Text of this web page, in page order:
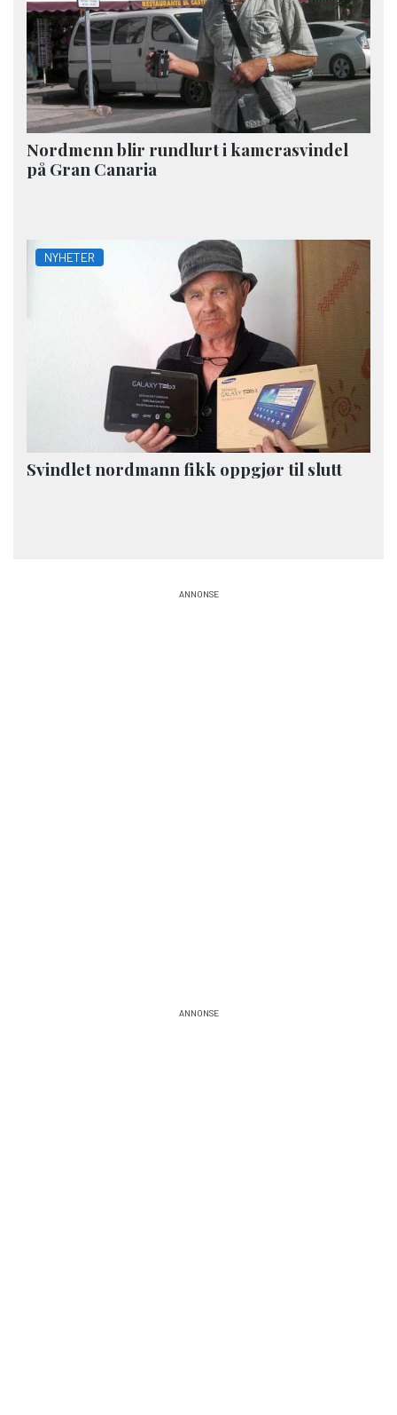
Nordmenn blir rundlurt i kamerasvindel
på Gran Canaria
NYHETER
Svindlet nordmann fikk oppgjør til slutt